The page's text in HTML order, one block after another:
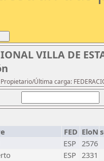
VILLA DE
Última carga:
FED EloN
ESP 2576
ESP 2331